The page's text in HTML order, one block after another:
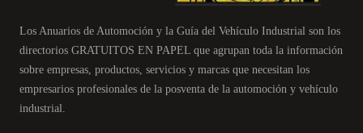
Los Anuarios de Automoción y la Guía del Vehículo Industrial son los
directorios GRATUITOS EN PAPEL que agrupan toda la información
sobre empresas, productos, servicios y marcas que necesitan los
empresarios profesionales de la posventa de la automoción y vehículo
industrial.